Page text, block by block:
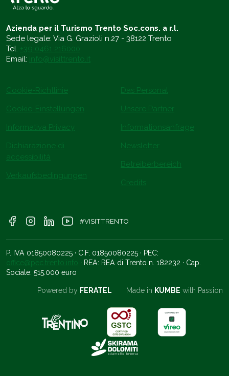
Azienda per il Turismo Trento Soc.cons. a r.l.
Sede legale: Via G. Grazioli n.27 - 38122 Trento
Tel. +39 0461 216000
Email: info@visittrento.it
Cookie-Richtlinie
Cookie-Einstellungen
Informativa Privacy
Dichiarazione di
accessibilità
Verkaufsbedingungen
Das Personal
Unsere Partner
Informationsanfrage
Newsletter
Betreiberbereich
Credits
#VISITTRENTO
P. IVA 01850080225 · C.F. 01850080225 · PEC:
office@pec.trento.info · REA: REA di Trento n. 182232 · Cap.
Sociale: 515.000 euro
Powered by FERATEL Made in KUMBE with Passion